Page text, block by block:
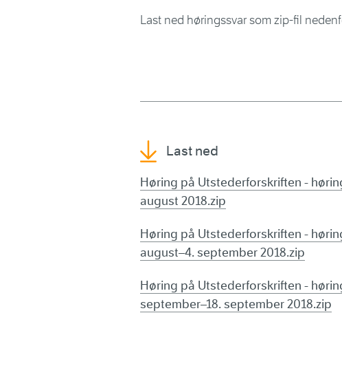
Last ned høringssvar som zip-fil
Last ned
Høring på Utstederforskriften -
august 2018.zip
Høring på Utstederforskriften -
august–4. september 2018.zip
Høring på Utstederforskriften -
september–18. september 2018.zip